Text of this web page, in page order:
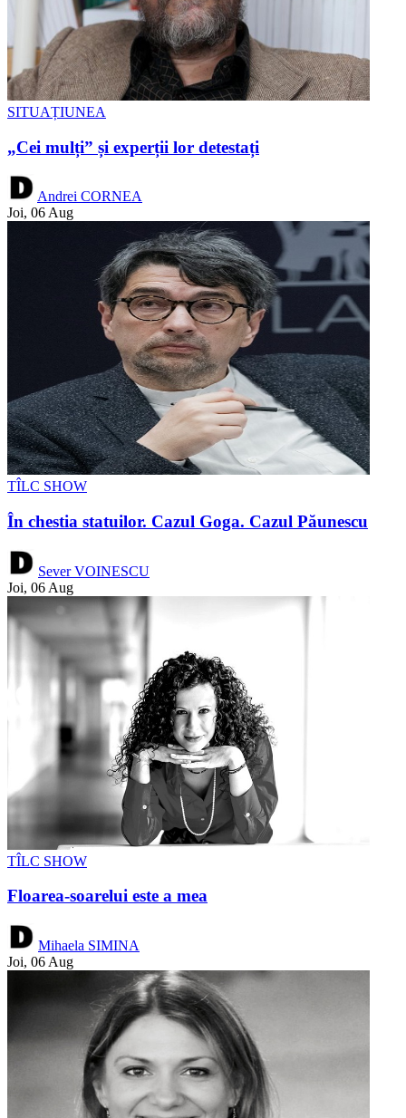
SITUAȚIUNEA
„Cei mulți” și experții lor detestați
Andrei CORNEA
Joi, 06 Aug
TÎLC SHOW
În chestia statuilor. Cazul Goga. Cazul Păunescu
Sever VOINESCU
Joi, 06 Aug
TÎLC SHOW
Floarea-soarelui este a mea
Mihaela SIMINA
Joi, 06 Aug